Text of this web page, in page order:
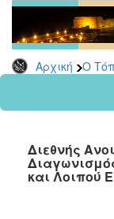
Αρχική Ο
Αρχείο
2026
2024
2022
2021
Διεθνής
και Λοιπού